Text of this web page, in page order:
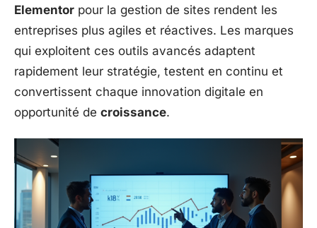
Elementor pour la gestion de sites rendent les
entreprises plus agiles et réactives. Les marques
qui exploitent ces outils avancés adaptent
rapidement leur stratégie, testent en continu et
convertissent chaque innovation digitale en
opportunité de croissance.